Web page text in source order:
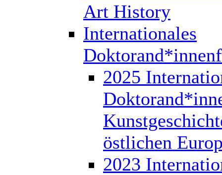
Art History
Internationales
2025
östlichen
2023